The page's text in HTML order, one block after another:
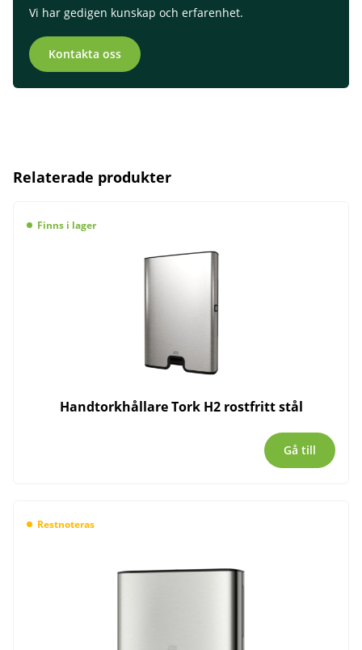
Vi har gedigen kunskap och erfarenhet.
Kontakta oss
Relaterade produkter
Finns i lager
Handtorkhållare Tork H2 rostfritt stål
Gå till
Restnoteras